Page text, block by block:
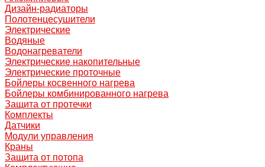
Дизайн-радиаторы
Полотенцесушители
Электрические
Водяные
Водонагреватели
Электрические накопительные
Электрические проточные
Бойлеры косвенного нагрева
Бойлеры комбинированного нагрева
Защита от протечки
Комплекты
Датчики
Модули управления
Краны
Защита от потопа